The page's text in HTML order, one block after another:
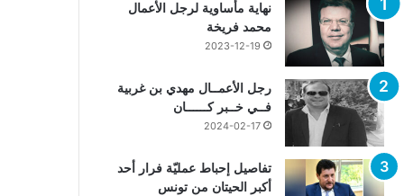
نهاية مأساوية لرجل الأعمال
محمد فريخة
2023-12-19
رجل الأعمــال مهدي بن غربية
فــي خــبر كــــــان
2024-02-17
تفاصيل إحباط عمليّة فرار أحد
أكبر الحيتان من تونس